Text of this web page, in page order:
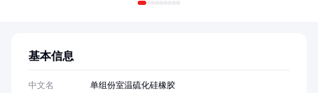
基本信息
中文名
单组份室温硫化硅橡胶